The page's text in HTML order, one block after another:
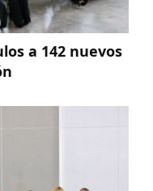
a 142 nuevos